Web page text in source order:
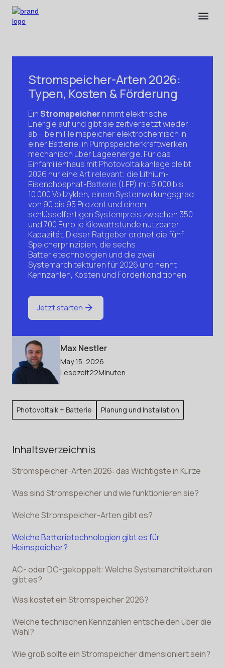
Max Nestler
May 15, 2026
Lesezeit22Minuten
Photovoltaik + Batterie Planung und Installation
Stromspeicher-Arten 2026:
Typen, Kosten & Förderung
EinStromspeicher nimmt elektrische
Energie auf und gibt sie zeitversetzt wieder
ab – beim Heimspeicher elektrochemisch in
einer Batterie, in Pumpspeicherkraftwerken
mechanisch über Lageenergie. Für das
Einfamilienhaus mit Photovoltaikanlage bleibt
2026 nur eine Art relevant: die Lithium-
Eisenphosphat-Batterie (LFP) mit 6.000 bis
10.000 Vollzyklen, einem Systemwirkungsgrad
von 90 bis 95 Prozent und einem
schlüsselfertigen Systempreis zwischen 350
und 700 Euro je Kilowattstunde nutzbarer
Kapazität. Dieser Ratgeber ordnet die fünf
Speicherprinzipien, die sechs
Batterietechnologien und die zwei
Systemarchitekturen für 2026 und nennt
Kennzahlen, Kosten und Förderkonditionen.
Jetzt starten
Inhaltsverzeichnis
Stromspeicher-Arten 2026: das Wichtigste in Kürze
Was sind Stromspeicher und wie funktionieren sie?
Welche Stromspeicher-Arten gibt es?
Welche Batterietechnologien gibt es für
Heimspeicher?
AC- oder DC-gekoppelt: Welche Systemarchitekturen
gibt es?
Was kostet ein Stromspeicher 2026?
Welche technischen Kennzahlen entscheiden über die
Wahl?
Wie groß sollte ein Stromspeicher dimensioniert sein?